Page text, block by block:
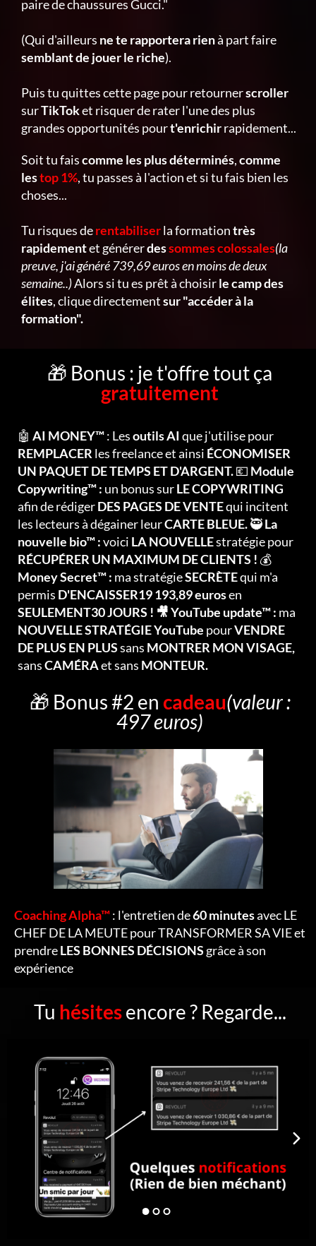
paire de chaussures Gucci."
(Qui d'ailleurs ne te rapportera rienà part faire
semblant de jouer le riche).
Puis tu quittes cette page pour retournerscroller
surTikToket risquer de rater l'une des plus
grandes opportunités pourt'enrichirrapidement...
Soit tu faiscomme les plus déterminés,comme
lestop 1%, tu passes à l'action et si tu fais bien les
choses...
Tu risques derentabiliserla formationtrès
rapidementet générerdessommes colossales(la
preuve, j'ai généré 739,69 euros en moins de deux
semaine..)Alors si tu es prêt à choisirle camp des
élites, clique directementsur "accéder à la
formation".
🎁 Bonus : je t'offre tout ça
gratuitement
🤖 AI MONEY™: Lesoutils AI que j'utilise pour
REMPLACER les freelance et ainsi ÉCONOMISER
UN PAQUET DE TEMPS ET D'ARGENT.💶 Module
Copywriting™ : un bonus surLE COPYWRITING
afin de rédigerDES PAGES DE VENTEqui incitent
les lecteurs à dégainer leurCARTE BLEUE.🥷La
nouvelle bio™ :voici LA NOUVELLEstratégie pour
RÉCUPÉRER UN MAXIMUM DE CLIENTS ! 💰
Money Secret™ : ma stratégieSECRÈTEqui m'a
permis D'ENCAISSER19 193,89 eurosen
SEULEMENT30 JOURS ! 🎥 YouTube update™ : ma
NOUVELLE STRATÉGIE YouTube pourVENDRE
DE PLUS EN PLUSsans MONTRER MON VISAGE,
sansCAMÉRAet sans MONTEUR.
🎁 Bonus #2 en cadeau(valeur :
497 euros)
Coaching Alpha™: l'entretien de60 minutesavec LE
CHEF DE LA MEUTE pour TRANSFORMER SA VIE et
prendreLES BONNES DÉCISIONS grâce à son
expérience
Tu hésitesencore ? Regarde...